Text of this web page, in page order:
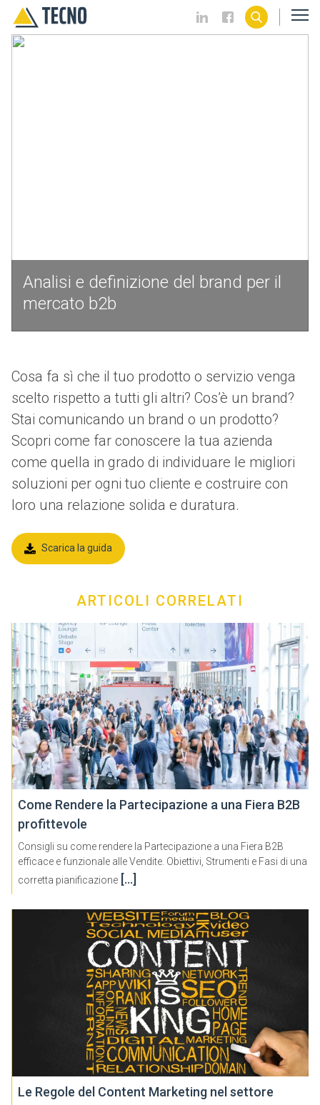
Analisi e definizione del brand per il
mercato b2b
Cosa fa sì che il tuo prodotto o servizio venga
scelto rispetto a tutti gli altri? Cos’è un brand?
Stai comunicando un brand o un prodotto?
Scopri come far conoscere la tua azienda
come quella in grado di individuare le migliori
soluzioni per ogni tuo cliente e costruire con
loro una relazione solida e duratura.
Scarica la guida
ARTICOLI CORRELATI
Come Rendere la Partecipazione a una Fiera B2B
profittevole
Consigli su come rendere la Partecipazione a una Fiera B2B
efficace e funzionale alle Vendite. Obiettivi, Strumenti e Fasi di una
corretta pianificazione […]
Le Regole del Content Marketing nel settore